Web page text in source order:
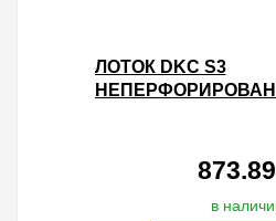
ЛОТОК DKC S3
в